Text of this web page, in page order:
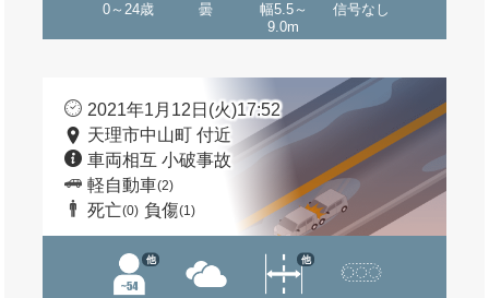
0～24歳 曇
幅5.5～
9.0m
信号なし
2021年1月12日(火)17:52
天理市中山町 付近
車両相互 小破事故
軽自動車(2)
死亡(0) 負傷(1)
他 他